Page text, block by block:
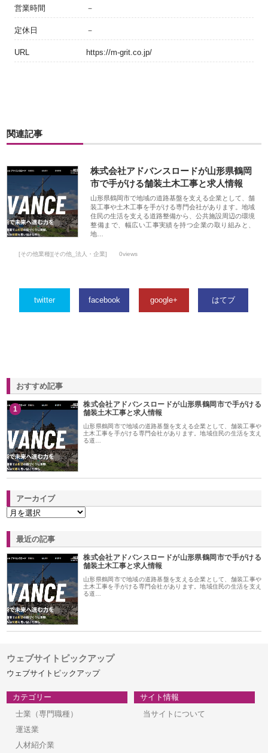
営業時間 －
定休日 －
URL https://m-grit.co.jp/
関連記事
株式会社アドバンスロードが山形県鶴岡
市で手がける舗装土木工事と求人情報
山形県鶴岡市で地域の道路基盤を支える企業として、舗
装工事や土木工事を手がける専門会社があります。地域
住民の生活を支える道路整備から、公共施設周辺の環境
整備まで、幅広い工事実績を持つ企業の取り組みと、
地…
[その他業種][その他_法人・企業] 0views
twitter facebook google+ はてブ
おすすめ記事
1
株式会社アドバンスロードが山形県鶴岡市で手がける
舗装土木工事と求人情報
山形県鶴岡市で地域の道路基盤を支える企業として、舗装工事や
土木工事を手がける専門会社があります。地域住民の生活を支え
る道…
アーカイブ
最近の記事
株式会社アドバンスロードが山形県鶴岡市で手がける
舗装土木工事と求人情報
山形県鶴岡市で地域の道路基盤を支える企業として、舗装工事や
土木工事を手がける専門会社があります。地域住民の生活を支え
る道…
ウェブサイトピックアップ
ウェブサイトピックアップ
カテゴリー
士業（専門職種）
運送業
人材紹介業
サイト情報
当サイトについて